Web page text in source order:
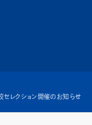
レクション開催のお知らせ